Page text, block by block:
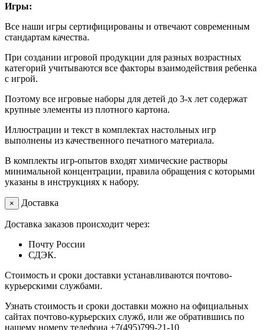
Игры:
Все наши игры сертифицированы и отвечают современным
стандартам качества.
При создании игровой продукции для разных возрастных
категорий учитываются все факторы взаимодействия ребенка
с игрой.
Поэтому все игровые наборы для детей до 3-х лет содержат
крупные элементы из плотного картона.
Иллюстрации и текст в комплектах настольных игр
выполнены из качественного печатного материала.
В комплекты игр-опытов входят химические растворы
минимальной концентрации, правила обращения с которыми
указаны в инструкциях к набору.
× Доставка
Доставка заказов происходит через:
Почту России
СДЭК.
Стоимость и сроки доставки устанавливаются почтово-
курьерскими службами.
Узнать стоимость и сроки доставки можно на официальных
сайтах почтово-курьерских служб, или же обратившись по
нашему номеру телефона +7(495)799-21-10